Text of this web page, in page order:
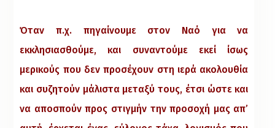
Όταν π.χ. πηγαίνουμε στον Ναό για να
εκκλησιασθούμε, και συναντούμε εκεί ίσως
μερικούς που δεν προσέχουν στη ιερά ακολουθία
και συζητούν μάλιστα μεταξύ τους, έτσι ώστε και
να αποσπούν προς στιγμήν την προσοχή μας απ’